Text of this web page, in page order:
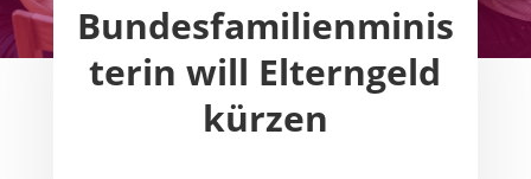
Bundesfamilienminis
terin will Elterngeld
kürzen